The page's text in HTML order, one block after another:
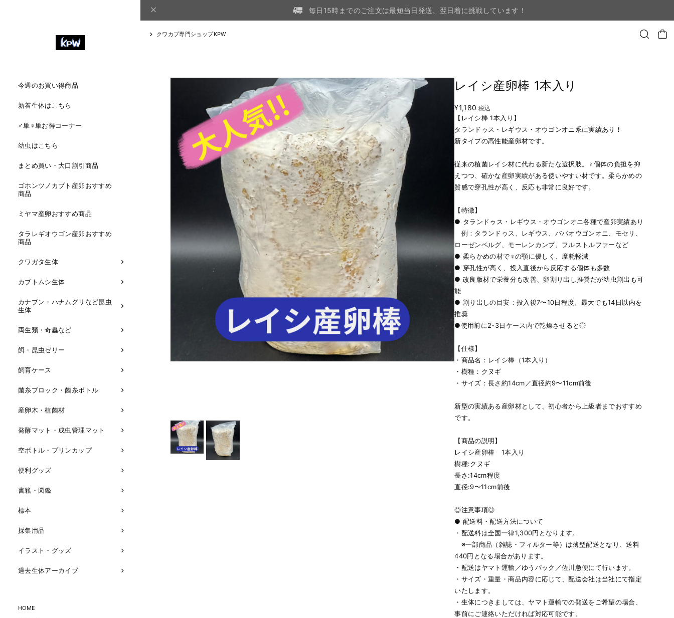
今週のお買い得商品
新着生体はこちら
♂単♀単お得コーナー
幼虫はこちら
まとめ買い・大口割引商品
ゴホンツノカブト産卵おすすめ
商品
ミヤマ産卵おすすめ商品
タラレギオウゴン産卵おすすめ
商品
クワガタ生体
カブトムシ生体
カナブン・ハナムグリなど昆虫
生体
両生類・奇蟲など
餌・昆虫ゼリー
飼育ケース
菌糸ブロック・菌糸ボトル
産卵木・植菌材
発酵マット・成虫管理マット
空ボトル・プリンカップ
便利グッズ
書籍・図鑑
標本
採集用品
イラスト・グッズ
過去生体アーカイブ
HOME
毎日15時までのご注文は最短当日発送、翌日着に挑戦しています！
クワカブ専門ショップKPW
レイシ産卵棒 1本入り
¥1,180 税込
【レイシ棒 1本入り】
タランドゥス・レギウス・オウゴンオニ系に実績あり！
新タイプの高性能産卵材です。
従来の植菌レイシ材に代わる新たな選択肢。♀個体の負担を抑
えつつ、確かな産卵実績がある使いやすい材です。柔らかめの
質感で穿孔性が高く、反応も非常に良好です。
【特徴】
● タランドゥス・レギウス・オウゴンオニ各種で産卵実績あり
例：タランドゥス、レギウス、ババオウゴンオニ、モセリ、
ローゼンベルグ、モーレンカンプ、フルストルファーなど
● 柔らかめの材で♀の顎に優しく、摩耗軽減
● 穿孔性が高く、投入直後から反応する個体も多数
● 改良版材で栄養分も改善、卵割り出し推奨だが幼虫割出も可
能
● 割り出しの目安：投入後7〜10日程度。最大でも14日以内を
推奨
●使用前に2-3日ケース内で乾燥させると◎
【仕様】
・商品名：レイシ棒（1本入り）
・樹種：クヌギ
・サイズ：長さ約14cm／直径約9〜11cm前後
新型の実績ある産卵材として、初心者から上級者までおすすめ
です。
【商品の説明】
レイシ産卵棒 1本入り
樹種:クヌギ
長さ:14cm程度
直径:9〜11cm前後
◎注意事項◎
● 配送料・配送方法について
・配送料は全国一律1,300円となります。
※一部商品（雑誌・フィルター等）は薄型配送となり、送料
440円となる場合があります。
・配送はヤマト運輸／ゆうパック／佐川急便にて行います。
・サイズ・重量・商品内容に応じて、配送会社は当社にて指定
いたします。
・生体につきましては、ヤマト運輸での発送をご希望の場合、
事前にご連絡いただければ対応可能です。